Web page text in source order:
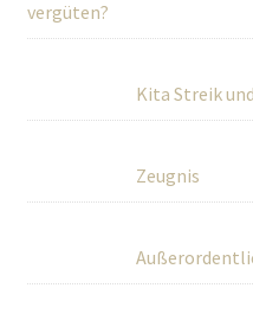
vergüten?
Kita Streik
Zeugnis